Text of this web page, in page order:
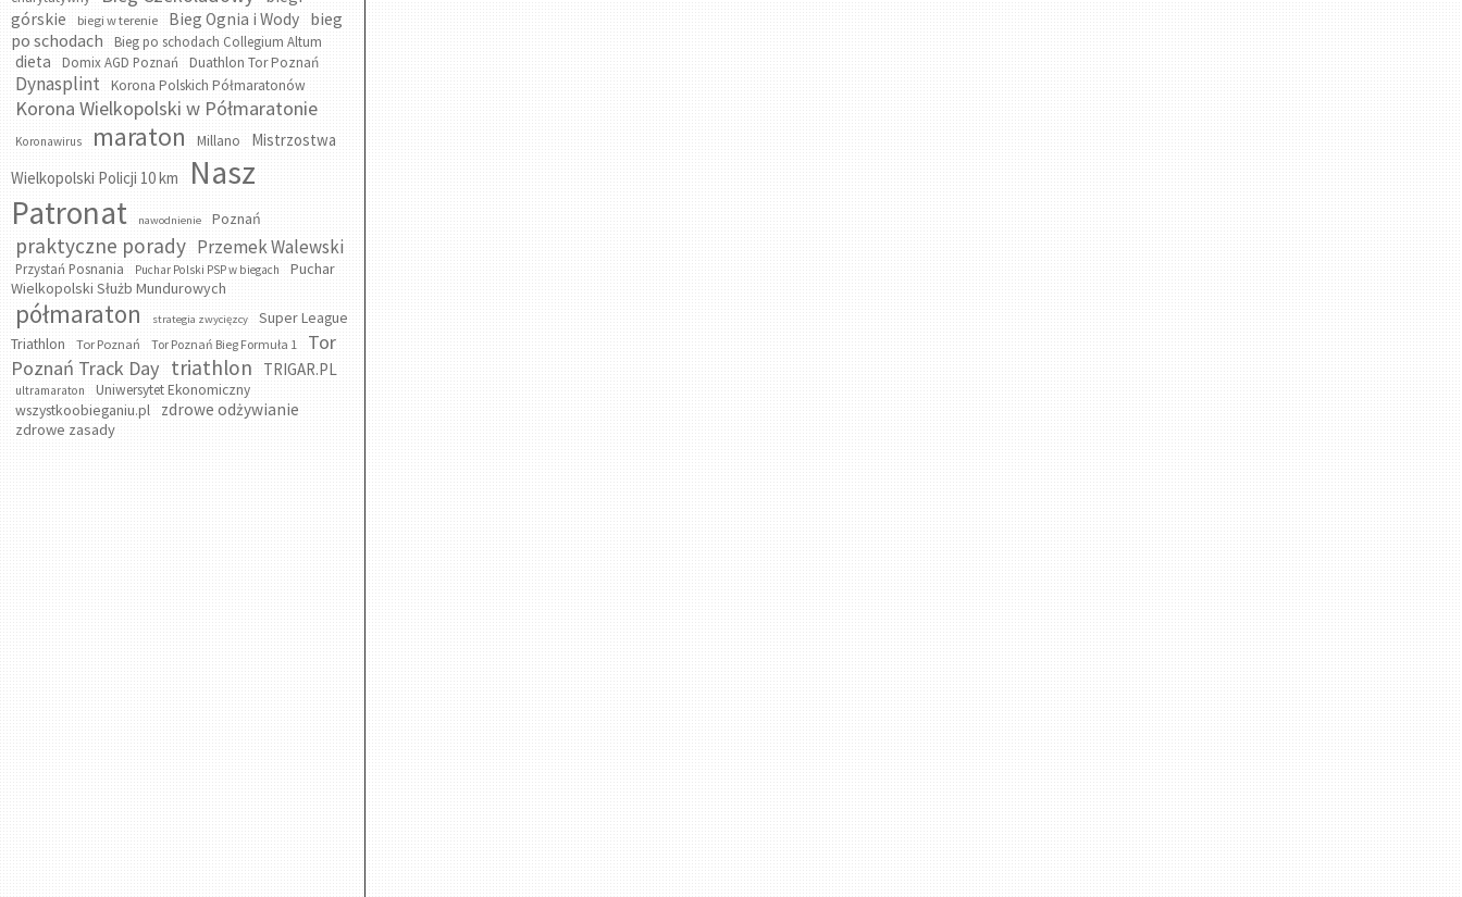
górskie
biegi w terenie Bieg Ognia i Wody bieg
po schodach
Bieg po schodach Collegium Altum
dieta Domix AGD Poznań Duathlon Tor Poznań
Dynasplint Korona Polskich Półmaratonów
Korona Wielkopolski w Półmaratonie
Koronawirus maraton Millano
Mistrzostwa
Wielkopolski Policji 10 km
Nasz
Patronat
nawodnienie Poznań
praktyczne porady Przemek Walewski
Przystań Posnania Puchar Polski PSP w biegach
Puchar
Wielkopolski Służb Mundurowych
półmaraton strategia zwycięzcy
Super League
Triathlon
Tor Poznań Tor Poznań Bieg Formuła 1
Tor
Poznań Track Day triathlon TRIGAR.PL
ultramaraton Uniwersytet Ekonomiczny
wszystkoobieganiu.pl zdrowe odżywianie
zdrowe zasady